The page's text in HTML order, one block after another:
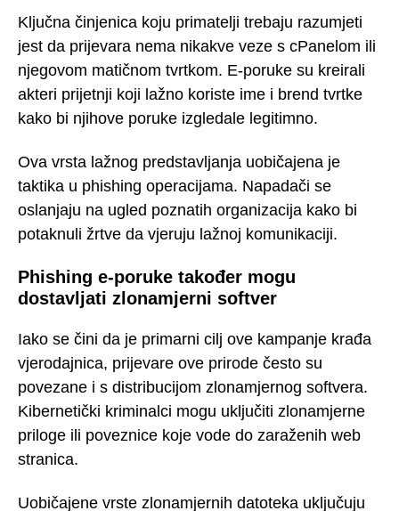
Ključna činjenica koju primatelji trebaju razumjeti
jest da prijevara nema nikakve veze s cPanelom ili
njegovom matičnom tvrtkom. E-poruke su kreirali
akteri prijetnji koji lažno koriste ime i brend tvrtke
kako bi njihove poruke izgledale legitimno.
Ova vrsta lažnog predstavljanja uobičajena je
taktika u phishing operacijama. Napadači se
oslanjaju na ugled poznatih organizacija kako bi
potaknuli žrtve da vjeruju lažnoj komunikaciji.
Phishing e-poruke također mogu
dostavljati zlonamjerni softver
Iako se čini da je primarni cilj ove kampanje krađa
vjerodajnica, prijevare ove prirode često su
povezane i s distribucijom zlonamjernog softvera.
Kibernetički kriminalci mogu uključiti zlonamjerne
priloge ili poveznice koje vode do zaraženih web
stranica.
Uobičajene vrste zlonamjernih datoteka uključuju